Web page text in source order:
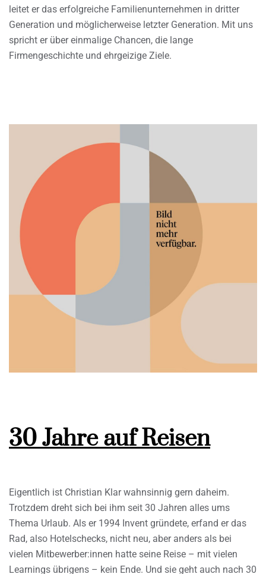
leitet er das erfolgreiche Familienunternehmen in dritter
Generation und möglicherweise letzter Generation. Mit uns
spricht er über einmalige Chancen, die lange
Firmengeschichte und ehrgeizige Ziele.
30 Jahre auf Reisen
Eigentlich ist Christian Klar wahnsinnig gern daheim.
Trotzdem dreht sich bei ihm seit 30 Jahren alles ums
Thema Urlaub. Als er 1994 Invent gründete, erfand er das
Rad, also Hotelschecks, nicht neu, aber anders als bei
vielen Mitbewerber:innen hatte seine Reise – mit vielen
Learnings übrigens – kein Ende. Und sie geht auch nach 30